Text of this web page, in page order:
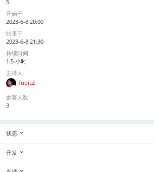
5
开始于
2023-6-8 20:00
结束于
2023-6-8 21:30
持续时间
1.5 小时
主持人
TuqicZ
参赛人数
3
状态
开发